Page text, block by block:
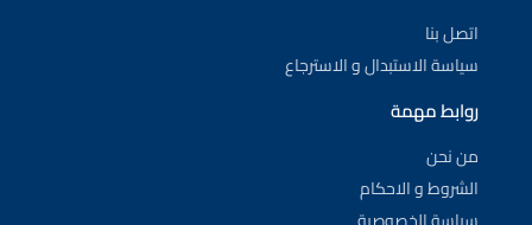
اتصل بنا
سياسة الاستبدال و الاسترجاع
روابط مهمة
من نحن
الشروط و الاحكام